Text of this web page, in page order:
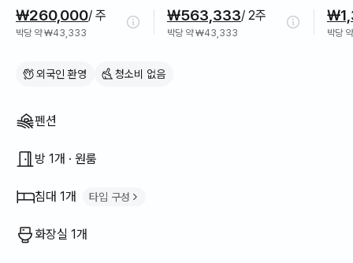
₩260,000/ 주
박당 약 ₩43,333
₩563,333/ 2주
박당 약 ₩43,333 박당
외국인 환영 청소비 없음
집 구조
펜션
방 1개 · 원룸
침대 1개 타입 구성
화장실 1개